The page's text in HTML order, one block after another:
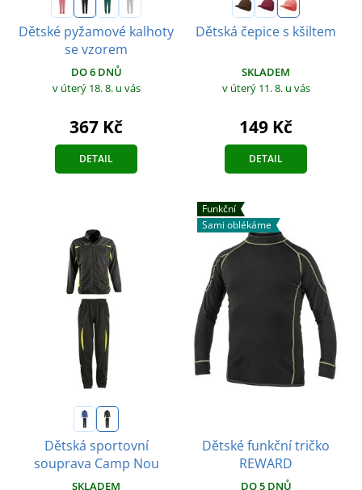
Dětské pyžamové kalhoty
se vzorem
DO 6 DNŮ
v úterý 18. 8. u vás
367 Kč
DETAIL
Dětská čepice s kšiltem
SKLADEM
v úterý 11. 8. u vás
149 Kč
DETAIL
Dětská sportovní
souprava Camp Nou
SKLADEM
Funkční
Sami oblékáme
Dětské funkční tričko
REWARD
DO 5 DNŮ